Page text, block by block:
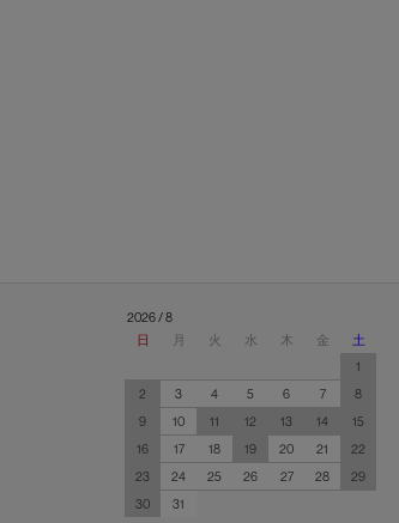
2026 / 8
日
月 火 水 木 金
土
1
2
3 4 5 6 7
8
9
10 11 12 13 14
15
16
17 18 19 20 21
22
23
24 25 26 27 28
29
30
31